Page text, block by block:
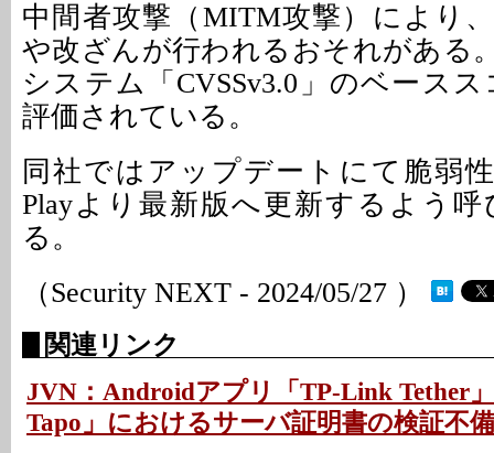
中間者攻撃（MITM攻撃）により
や改ざんが行われるおそれがある
システム「CVSSv3.0」のベース
評価されている。
同社ではアップデートにて脆弱
Playより最新版へ更新するよう
る。
（Security NEXT - 2024/05/27 ）
関連リンク
JVN：Androidアプリ「TP-Link Tether
Tapo」におけるサーバ証明書の検証不